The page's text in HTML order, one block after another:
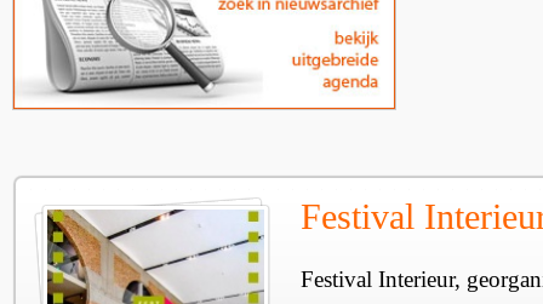
Festival
Festival Interieur,